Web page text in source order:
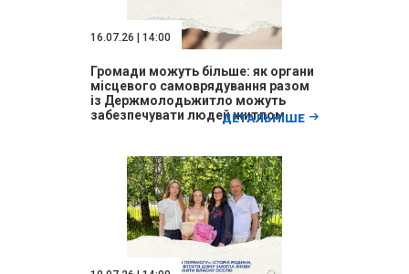
16.07.26 | 14:00
Громади можуть більше: як органи
місцевого самоврядування разом
із Держмолодьжитло можуть
забезпечувати людей житлом
ДЕТАЛЬНІШЕ